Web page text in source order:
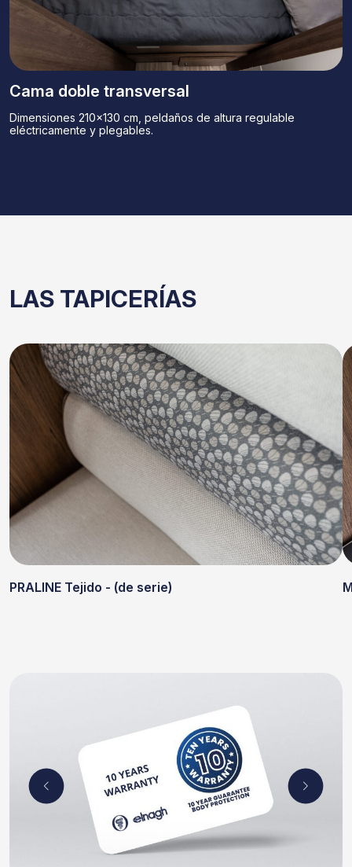
Cama doble transversal
Dimensiones 210×130 cm, peldaños de altura regulable
eléctricamente y plegables.
LAS TAPICERÍAS
PRALINE Tejido - (de serie)